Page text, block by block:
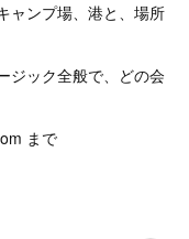
ャンプ場、港と、場所
ジック全般で、どの会
まで